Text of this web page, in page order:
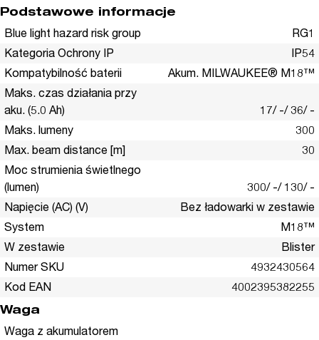
Podstawowe informacje
Blue light hazard risk group
RG1
Kategoria Ochrony IP
IP54
Kompatybilność baterii
Akum. MILWAUKEE® M18™
Maks. czas działania przy
aku. (5.0 Ah)
17/ -/ 36/ -
Maks. lumeny
300
Max. beam distance [m]
30
Moc strumienia świetlnego
(lumen)
300/ -/ 130/ -
Napięcie (AC) (V)
Bez ładowarki w zestawie
System
M18™
W zestawie
Blister
Numer SKU
4932430564
Kod EAN
4002395382255
Waga
Waga z akumulatorem